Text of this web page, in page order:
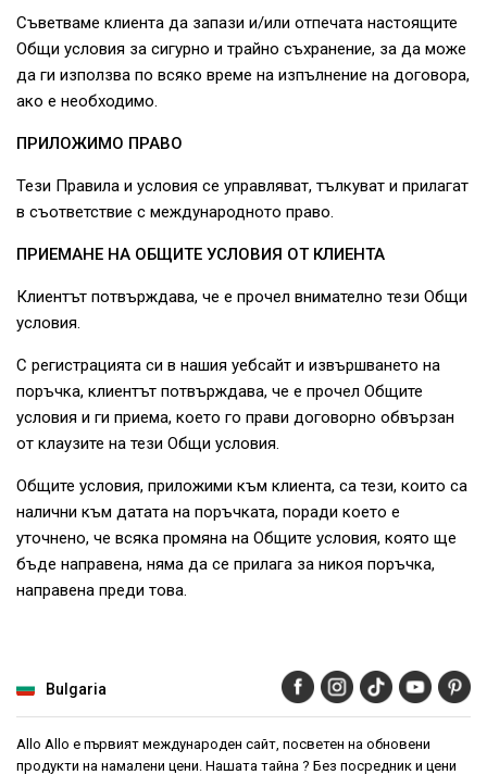
Съветваме клиента да запази и/или отпечата настоящите
Общи условия за сигурно и трайно съхранение, за да може
да ги използва по всяко време на изпълнение на договора,
ако е необходимо.
ПРИЛОЖИМО ПРАВО
Тези Правила и условия се управляват, тълкуват и прилагат
в съответствие с международното право.
ПРИЕМАНЕ НА ОБЩИТЕ УСЛОВИЯ ОТ КЛИЕНТА
Клиентът потвърждава, че е прочел внимателно тези Общи
условия.
С регистрацията си в нашия уебсайт и извършването на
поръчка, клиентът потвърждава, че е прочел Общите
условия и ги приема, което го прави договорно обвързан
от клаузите на тези Общи условия.
Общите условия, приложими към клиента, са тези, които са
налични към датата на поръчката, поради което е
уточнено, че всяка промяна на Общите условия, която ще
бъде направена, няма да се прилага за никоя поръчка,
направена преди това.
Bulgaria
Allo Allo е първият международен сайт, посветен на обновени
продукти на намалени цени. Нашата тайна ? Без посредник и цени